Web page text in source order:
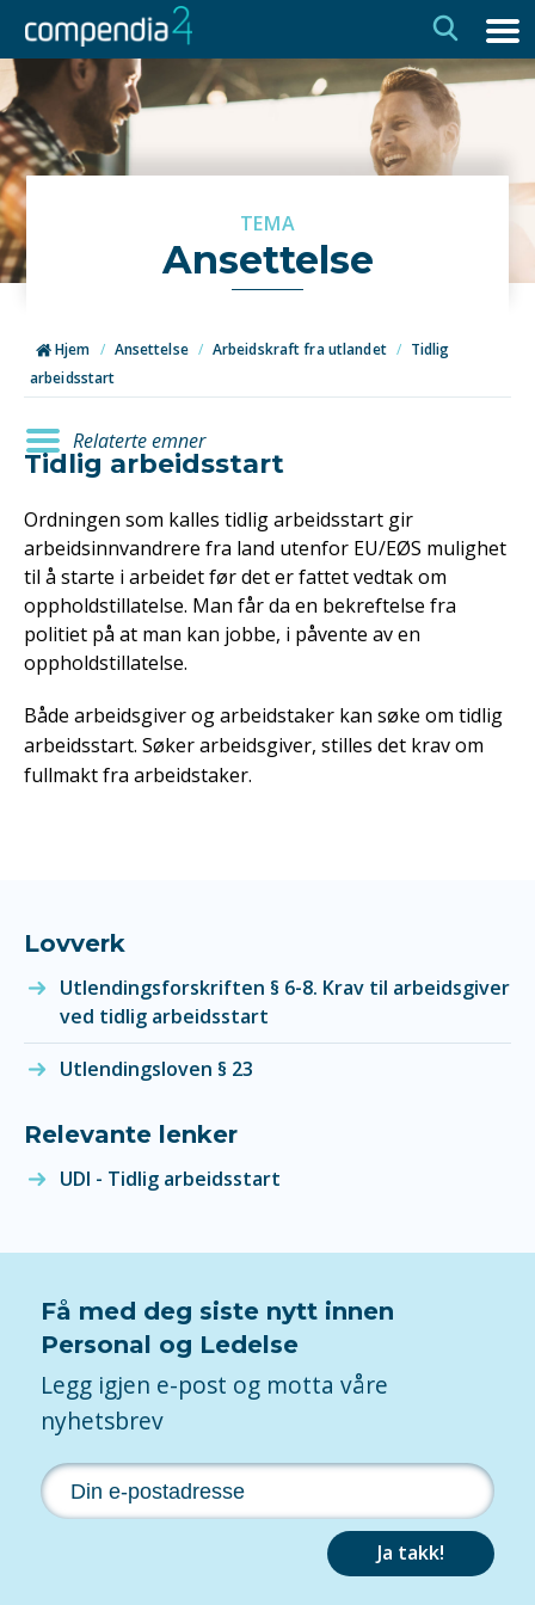
navigasjon
innhold
TEMA
Ansettelse
Hjem / Ansettelse / Arbeidskraft fra utlandet / Tidlig
arbeidsstart
Relaterte emner
Tidlig arbeidsstart
Ordningen som kalles tidlig arbeidsstart gir
arbeidsinnvandrere fra land utenfor EU/EØS mulighet
til å starte i arbeidet før det er fattet vedtak om
oppholdstillatelse. Man får da en bekreftelse fra
politiet på at man kan jobbe, i påvente av en
oppholdstillatelse.
Både arbeidsgiver og arbeidstaker kan søke om tidlig
arbeidsstart. Søker arbeidsgiver, stilles det krav om
fullmakt fra arbeidstaker.
Lovverk
Utlendingsforskriften § 6-8. Krav til arbeidsgiver
ved tidlig arbeidsstart
Utlendingsloven § 23
Relevante lenker
UDI - Tidlig arbeidsstart
Få med deg siste nytt innen
Personal og Ledelse
Legg igjen e-post og motta våre
nyhetsbrev
Ja takk!